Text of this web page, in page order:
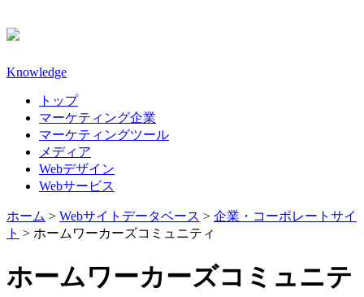
Knowledge
トップ
マーケティング企業
マーケティングツール
メディア
Webデザイン
Webサービス
ホーム > Webサイトデータベース > 企業・コーポレートサイ
ト > ホームワーカーズコミュニティ
ホームワーカーズコミュニテ